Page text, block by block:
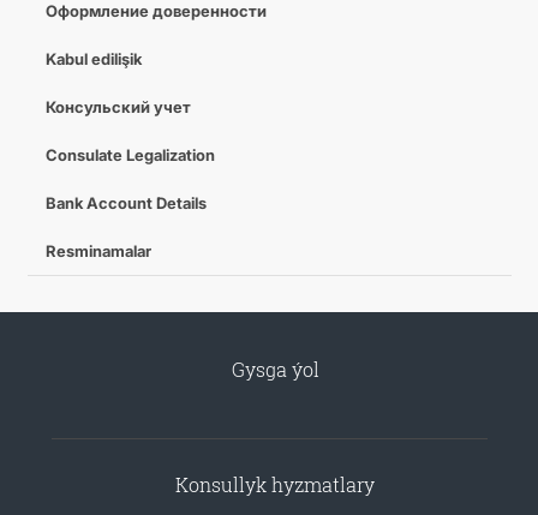
Оформление доверенности
Kabul edilişik
Консульский учет
Consulate Legalization
Bank Account Details
Resminamalar
Gysga ýol
Konsullyk hyzmatlary